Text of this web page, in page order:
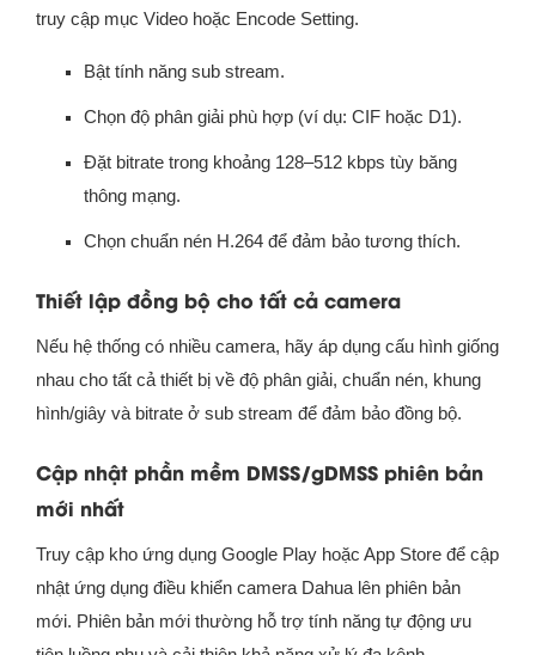
truy cập mục Video hoặc Encode Setting.
Bật tính năng sub stream.
Chọn độ phân giải phù hợp (ví dụ: CIF hoặc D1).
Đặt bitrate trong khoảng 128–512 kbps tùy băng
thông mạng.
Chọn chuẩn nén H.264 để đảm bảo tương thích.
Thiết lập đồng bộ cho tất cả camera
Nếu hệ thống có nhiều camera, hãy áp dụng cấu hình giống
nhau cho tất cả thiết bị về độ phân giải, chuẩn nén, khung
hình/giây và bitrate ở sub stream để đảm bảo đồng bộ.
Cập nhật phần mềm DMSS/gDMSS phiên bản
mới nhất
Truy cập kho ứng dụng Google Play hoặc App Store để cập
nhật ứng dụng điều khiển camera Dahua lên phiên bản
mới. Phiên bản mới thường hỗ trợ tính năng tự động ưu